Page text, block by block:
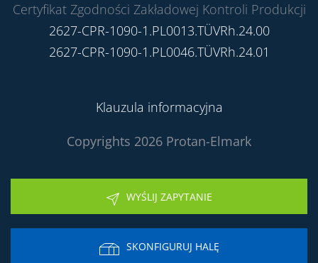
Certyfikat Zgodności Zakładowej Kontroli Produkcji
2627-CPR-1090-1.PL0013.TÜVRh.24.00
2627-CPR-1090-1.PL0046.TÜVRh.24.01
Klauzula informacyjna
Copyrights 2026 Protan-Elmark
WYŚLIJ ZAPYTANIE
SKONFIGURUJ HALĘ